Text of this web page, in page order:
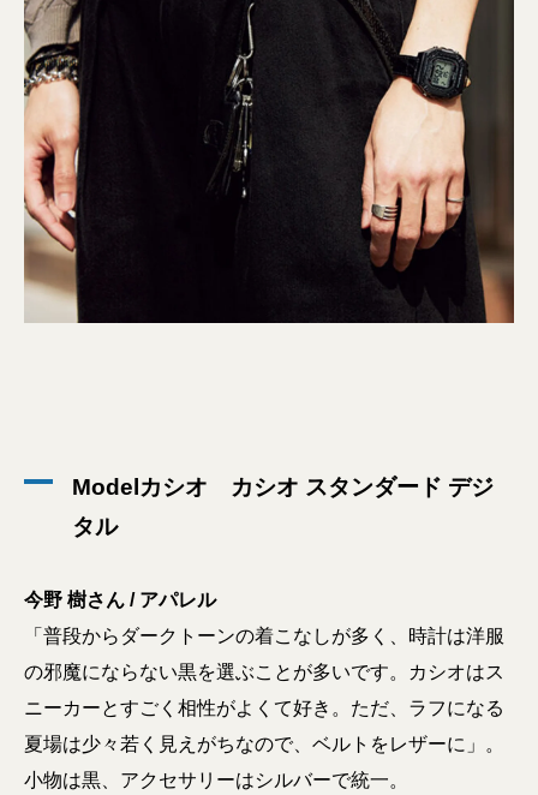
Modelカシオ カシオ スタンダード デジ
タル
今野 樹さん / アパレル
「普段からダークトーンの着こなしが多く、時計は洋服
の邪魔にならない黒を選ぶことが多いです。カシオはス
ニーカーとすごく相性がよくて好き。ただ、ラフになる
夏場は少々若く見えがちなので、ベルトをレザーに」。
小物は黒、アクセサリーはシルバーで統一。